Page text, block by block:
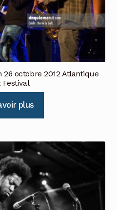
octobre 2012 Atlantique
Festival
plus